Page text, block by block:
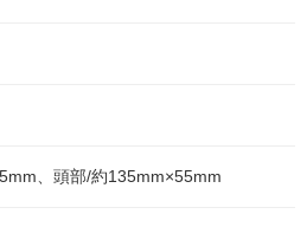
、頭部/約135mm×55mm